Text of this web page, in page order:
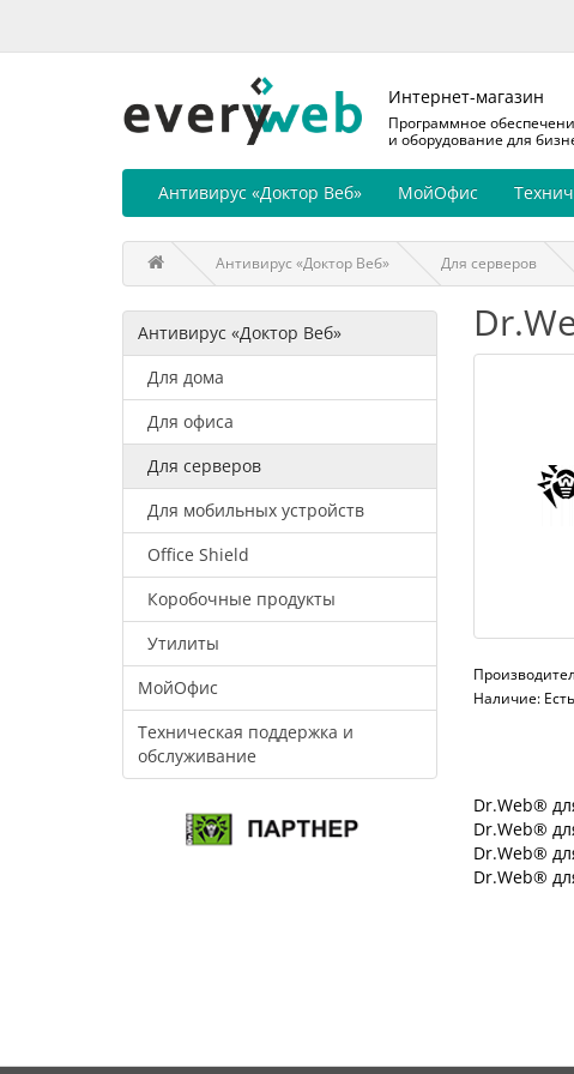
Интернет-магазин
Программное
и оборудование для
Антивирус «Доктор Веб» МойОфис
Антивирус «Доктор Веб» Для серверов
Антивирус «Доктор Веб»
Для дома
Для офиса
Для серверов
Для мобильных устройств
Office Shield
Коробочные продукты
Утилиты
МойОфис
Техническая поддержка и
обслуживание
Наличие:
Dr.Web®
Dr.Web®
Dr.Web®
Dr.Web®